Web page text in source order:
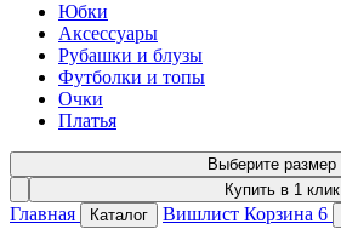
Юбки
Аксессуары
Рубашки и блузы
Футболки и топы
Очки
Платья
Выберите размер
Купить в 1 клик
Главная Каталог Вишлист Корзина 6